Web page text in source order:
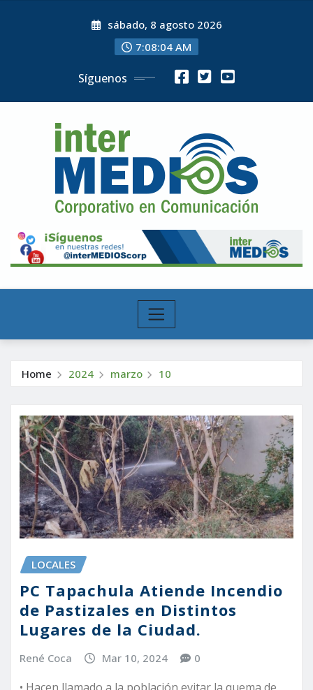
sábado, 8 agosto 2026
7:08:05 AM
Síguenos
Home 2024 marzo 10
LOCALES
PC Tapachula Atiende Incendio
de Pastizales en Distintos
Lugares de la Ciudad.
René Coca Mar 10, 2024 0